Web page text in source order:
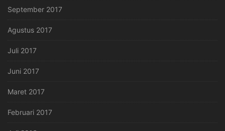
September 2017
Agustus 2017
Juli 2017
Juni 2017
Maret 2017
Februari 2017